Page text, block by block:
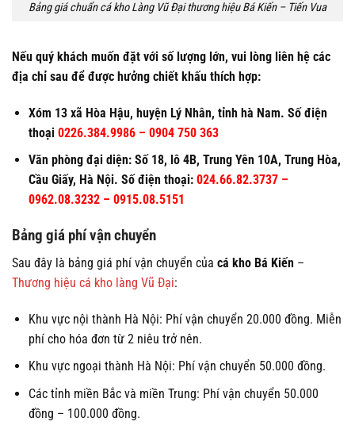
Bảng giá chuẩn cá kho Làng Vũ Đại thương hiệu Bá Kiến – Tiến Vua
Nếu quý khách muốn đặt với số lượng lớn, vui lòng liên hệ các
địa chỉ sau để được hưởng chiết khấu thích hợp:
Xóm 13 xã Hòa Hậu, huyện Lý Nhân, tỉnh hà Nam. Số điện
thoại 0226.384.9986 – 0904 750 363
Văn phòng đại diện: Số 18, lô 4B, Trung Yên 10A, Trung Hòa,
Cầu Giấy, Hà Nội. Số điện thoại: 024.66.82.3737 –
0962.08.3232 – 0915.08.5151
Bảng giá phí vận chuyển
Sau đây là bảng giá phí vận chuyển của cá kho Bá Kiến –
Thương hiệu cá kho làng Vũ Đại:
Khu vực nội thành Hà Nội: Phí vận chuyển 20.000 đồng. Miễn
phí cho hóa đơn từ 2 niêu trở nên.
Khu vực ngoại thành Hà Nội: Phí vận chuyển 50.000 đồng.
Các tỉnh miền Bắc và miền Trung: Phí vận chuyển 50.000
đồng – 100.000 đồng.